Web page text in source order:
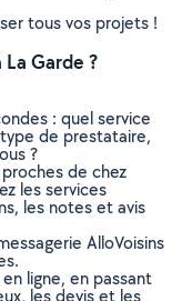
tous vos projets !
Garde ?
: quel service
de prestataire,
?
de chez
les services
les notes et avis
AlloVoisins
ligne, en passant
les devis et les